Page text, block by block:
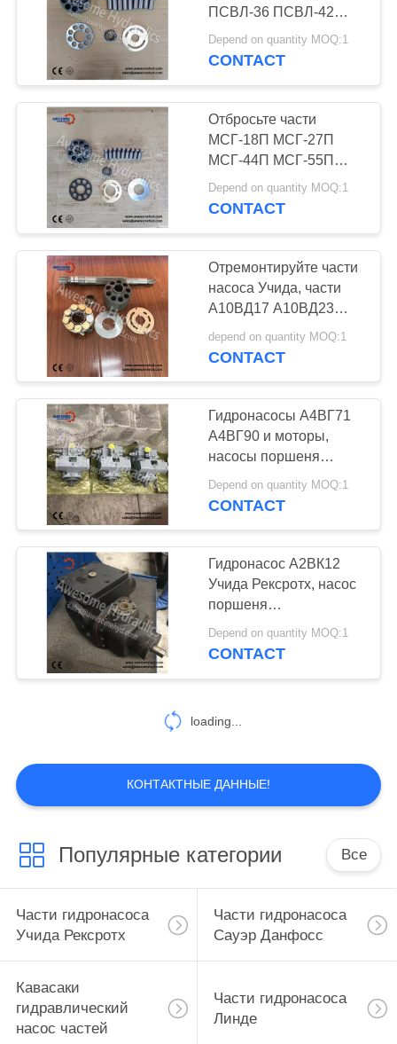
ПСВЛ-36 ПСВЛ-42
ПСВЛ-54 ПСВК2-25
Depend on quantity MOQ:1
CONTACT
Отбросьте части
МСГ-18П МСГ-27П
МСГ-44П МСГ-55П
мотора/гидронасоса
Каяба
Depend on quantity MOQ:1
CONTACT
Отремонтируйте части
насоса Учида, части
А10ВД17 А10ВД23
А10ВД40 А10ВД43
А10ВД71 гидронасоса
depend on quantity MOQ:1
CONTACT
Гидронасосы А4ВГ71
А4ВГ90 и моторы,
насосы поршеня
Рексротх
завершенного блока
Depend on quantity MOQ:1
CONTACT
Гидронасос А2ВК12
Учида Рексротх, насос
поршеня
завершенного блока
гидравлический
Depend on quantity MOQ:1
CONTACT
loading...
КОНТАКТНЫЕ ДАННЫЕ!
Популярные категории Все
Части гидронасоса
Учида Рексротх
Части гидронасоса
Сауэр Данфосс
Кавасаки
гидравлический
насос частей
Части гидронасоса
Линде